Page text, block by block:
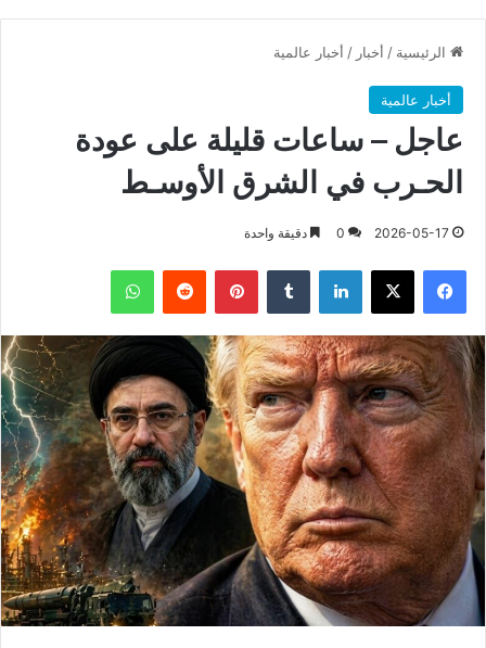
الرئيسية / أخبار / أخبار عالمية
أخبار عالمية
عاجل – ساعات قليلة على عودة
الحـرب في الشرق الأوسـط
2026-05-17
0 دقيقة واحدة
فيسبوك X لينكدإن بينتيريست واتساب